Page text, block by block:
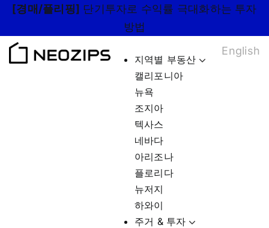
Skip
content
[경매/플리핑] 단기투자로 수익률 극대화하는 투자
방법
지역별 부동산
캘리포니아
뉴욕
조지아
텍사스
네바다
아리조나
플로리다
뉴저지
하와이
주거 & 투자
English